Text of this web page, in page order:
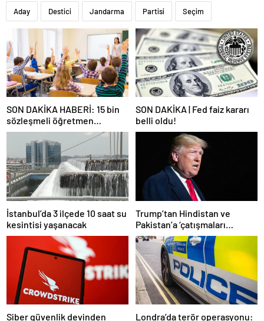
Aday Destici Jandarma Partisi Seçim
SON DAKİKA HABERİ: 15 bin
sözleşmeli öğretmen
atamasında sözlü sınava hak
kazanan adaylar açıklandı
SON DAKİKA | Fed faiz kararı
belli oldu!
İstanbul’da 3 ilçede 10 saat su
kesintisi yaşanacak
Trump’tan Hindistan ve
Pakistan’a ‘çatışmaları
durdurun’ çağrısı
Siber güvenlik devinden Londra’da terör operasyonu: